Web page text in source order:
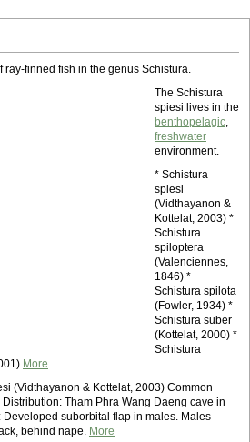
ray-finned fish in the genus Schistura.
The Schistura
spiesi lives in the
benthopelagic,
freshwater
environment.
* Schistura
spiesi
(Vidthayanon &
Kottelat, 2003) *
Schistura
spiloptera
(Valenciennes,
1846) *
Schistura spilota
(Fowler, 1934) *
Schistura suber
(Kottelat, 2000) *
Schistura
More
(Vidthayanon & Kottelat, 2003) Common
Tham Phra Wang Daeng cave in
suborbital flap in males. Males
behind nape. More